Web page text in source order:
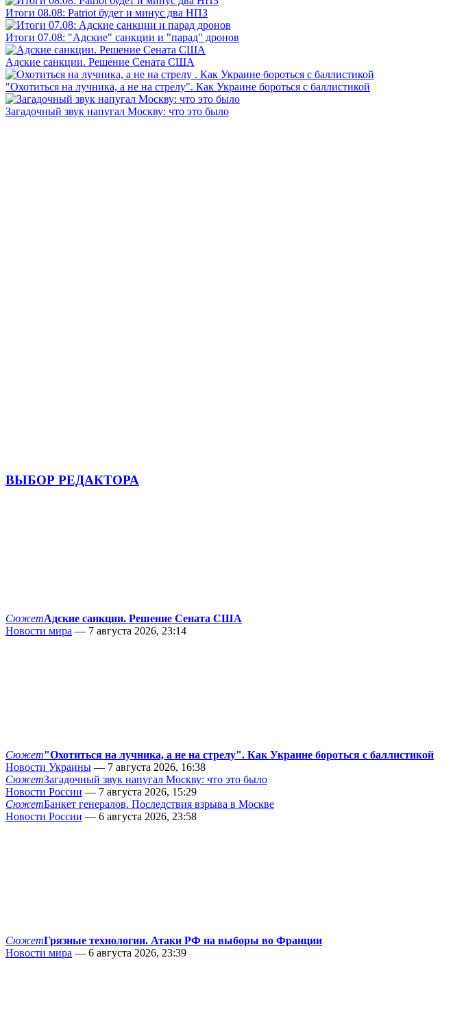
Итоги 08.08: Patriot будет и минус два НПЗ
Итоги 07.08: "Адские" санкции и "парад" дронов
Адские санкции. Решение Сената США
"Охотиться на лучника, а не на стрелу". Как Украине бороться с баллистикой
Загадочный звук напугал Москву: что это было
ВЫБОР РЕДАКТОРА
СюжетАдские санкции. Решение Сената США
Новости мира — 7 августа 2026, 23:14
Сюжет"Охотиться на лучника, а не на стрелу". Как Украине бороться с баллистикой
Новости Украины — 7 августа 2026, 16:38
СюжетЗагадочный звук напугал Москву: что это было
Новости России — 7 августа 2026, 15:29
СюжетБанкет генералов. Последствия взрыва в Москве
Новости России — 6 августа 2026, 23:58
СюжетГрязные технологии. Атаки РФ на выборы во Франции
Новости мира — 6 августа 2026, 23:39